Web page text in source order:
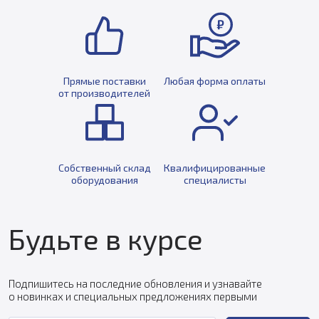
Прямые поставки
от производителей
Любая форма оплаты
Собственный склад
оборудования
Квалифицированные
специалисты
Будьте в курсе
Подпишитесь на последние обновления и узнавайте
о новинках и специальных предложениях первыми